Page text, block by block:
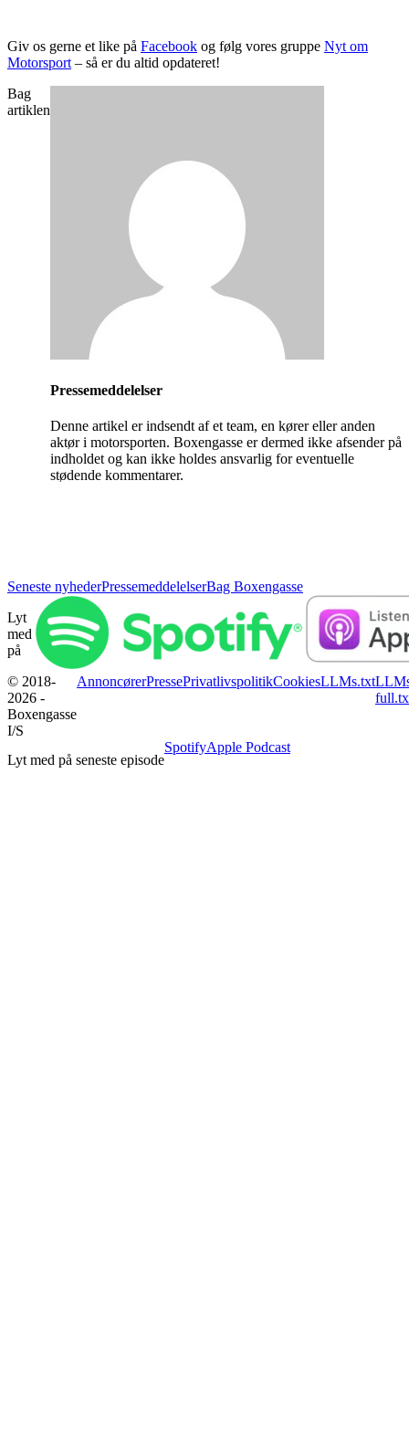
Giv os gerne et like på Facebook og følg vores gruppe Nyt om
Motorsport – så er du altid opdateret!
Bag
artiklen
Pressemeddelelser
Denne artikel er indsendt af et team, en kører eller anden
aktør i motorsporten. Boxengasse er dermed ikke afsender på
indholdet og kan ikke holdes ansvarlig for eventuelle
stødende kommentarer.
Seneste nyhederPressemeddelelserBag Boxengasse
Lyt
med
på
© 2018-
2026 -
Boxengasse
I/S
AnnoncørerPressePrivatlivspolitikCookiesLLMs.txt
Lyt med på seneste episode
SpotifyApple Podcast